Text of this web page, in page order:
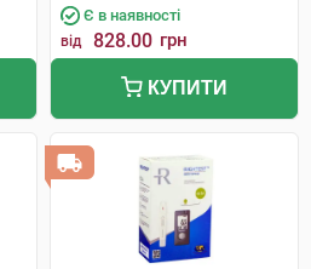
Є в наявності
від 828.00 грн
КУПИТИ